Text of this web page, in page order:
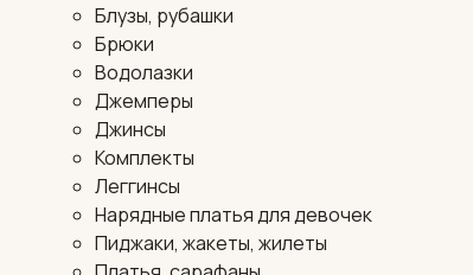
Блузы, рубашки
Брюки
Водолазки
Джемперы
Джинсы
Комплекты
Леггинсы
Нарядные платья для девочек
Пиджаки, жакеты, жилеты